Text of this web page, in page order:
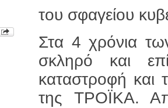
του σφαγείου
Στα 4 χρόνια
σκληρό και
καταστροφή και
της ΤΡΟΪΚΑ.